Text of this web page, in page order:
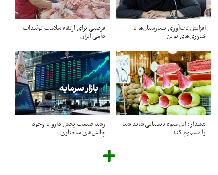
افزایش تاب‌آوری بیمارستان‌ها با
فناوری‌های نوین
فرصتی برای ارتقاء سلامت تولیدات
دامی ایران
هشدار؛ این میوه تابستانی شاید شما
را مسموم کند
رشد صنعت پخش دارو با وجود
چالش‌های ساختاری